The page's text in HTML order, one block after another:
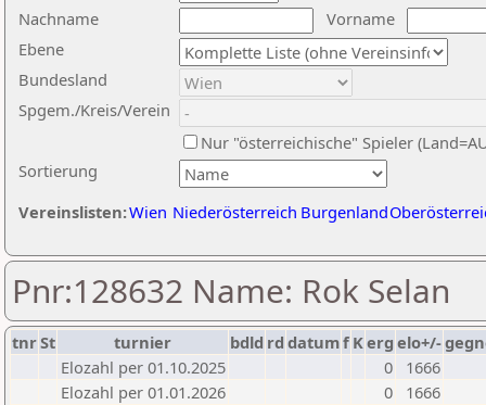
Nachname
Vorname
Ebene
Sortierung
Bundesland
Spgem./Kreis/Verein
Nur "österreichische" Spieler
Vereinslisten:Wien Niederösterreich Burgenland
Pnr:128632 Name: Rok Selan
tnrSt turnier bdld rd datumf Kerg elo+/-
Elozahl per 01.10.2025
0
1666
Elozahl per 01.01.2026
0
1666